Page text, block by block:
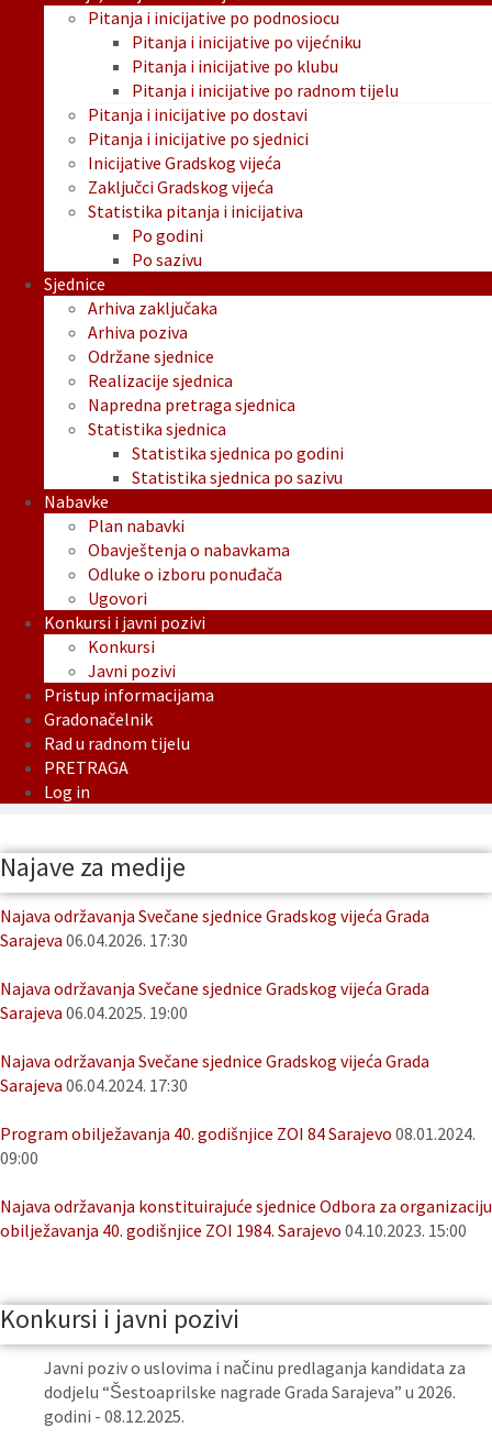
Pitanja i inicijative po podnosiocu
Pitanja i inicijative po vijećniku
Pitanja i inicijative po klubu
Pitanja i inicijative po radnom tijelu
Pitanja i inicijative po dostavi
Pitanja i inicijative po sjednici
Inicijative Gradskog vijeća
Zaključci Gradskog vijeća
Statistika pitanja i inicijativa
Po godini
Po sazivu
Sjednice
Arhiva zaključaka
Arhiva poziva
Održane sjednice
Realizacije sjednica
Napredna pretraga sjednica
Statistika sjednica
Statistika sjednica po godini
Statistika sjednica po sazivu
Nabavke
Plan nabavki
Obavještenja o nabavkama
Odluke o izboru ponuđača
Ugovori
Konkursi i javni pozivi
Konkursi
Javni pozivi
Pristup informacijama
Gradonačelnik
Rad u radnom tijelu
PRETRAGA
Log in
Najave za medije
Najava održavanja Svečane sjednice Gradskog vijeća Grada
Sarajeva 06.04.2026. 17:30
Najava održavanja Svečane sjednice Gradskog vijeća Grada
Sarajeva 06.04.2025. 19:00
Najava održavanja Svečane sjednice Gradskog vijeća Grada
Sarajeva 06.04.2024. 17:30
Program obilježavanja 40. godišnjice ZOI 84 Sarajevo 08.01.2024.
09:00
Najava održavanja konstituirajuće sjednice Odbora za organizaciju
obilježavanja 40. godišnjice ZOI 1984. Sarajevo 04.10.2023. 15:00
Konkursi i javni pozivi
Javni poziv o uslovima i načinu predlaganja kandidata za
dodjelu “Šestoaprilske nagrade Grada Sarajeva” u 2026.
godini - 08.12.2025.